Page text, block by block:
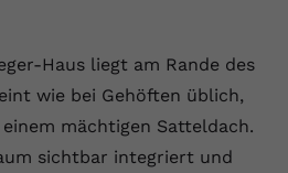
Haus liegt am Rande des
wie bei Gehöften üblich,
mächtigen Satteldach.
sichtbar integriert und